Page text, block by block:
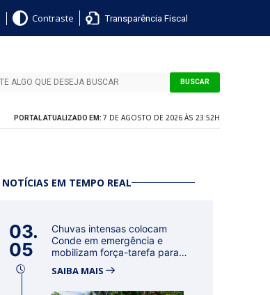
Contraste Transparência Fiscal
BUSCAR
PORTAL ATUALIZADO EM: 7 DE AGOSTO DE 2026 ÀS 23:52H
NOTÍCIAS EM TEMPO REAL
03.
05
Chuvas intensas colocam
Conde em emergência e
mobilizam força-tarefa para
SAIBA MAIS